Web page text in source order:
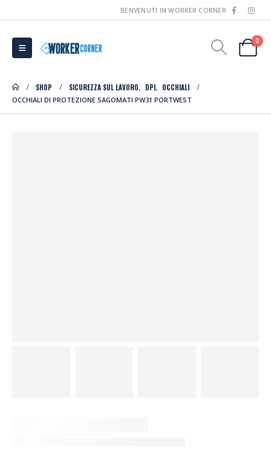
BENVENUTI IN WORKER CORNER
0
SHOP SICUREZZA SUL LAVORO, DPI, OCCHIALI
OCCHIALI DI PROTEZIONE SAGOMATI PW31 PORTWEST